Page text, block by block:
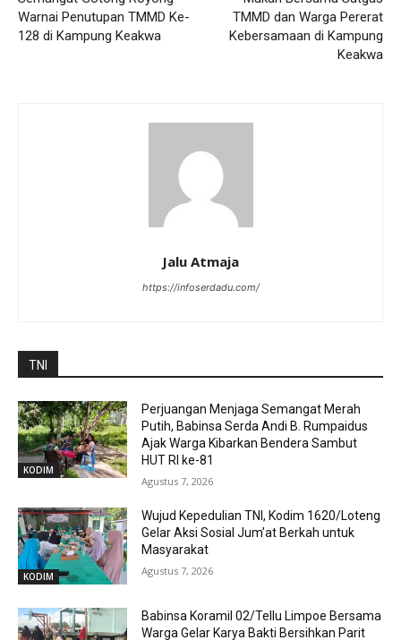
Warnai Penutupan TMMD Ke-
128 di Kampung Keakwa
TMMD dan Warga Pererat
Kebersamaan di Kampung
Keakwa
Jalu Atmaja
https://infoserdadu.com/
TNI
KODIM
Perjuangan Menjaga Semangat Merah
Putih, Babinsa Serda Andi B. Rumpaidus
Ajak Warga Kibarkan Bendera Sambut
HUT RI ke-81
Agustus 7, 2026
KODIM
Wujud Kepedulian TNI, Kodim 1620/Loteng
Gelar Aksi Sosial Jum’at Berkah untuk
Masyarakat
Agustus 7, 2026
Babinsa Koramil 02/Tellu Limpoe Bersama
Warga Gelar Karya Bakti Bersihkan Parit